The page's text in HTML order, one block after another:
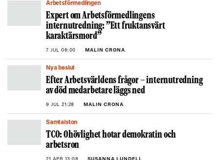
Arbetsförmedlingen
Expert om Arbetsförmedlingens
internutredning: ”Ett fruktansvärt
karaktärsmord”
7 JUL 06:00 MALIN CRONA
Nya beslut
Efter Arbetsvärldens frågor – internutredning
av död medarbetare läggs ned
9 JUL 21:28 MALIN CRONA
Samtalston
TCO: Ohövlighet hotar demokratin och
arbetsron